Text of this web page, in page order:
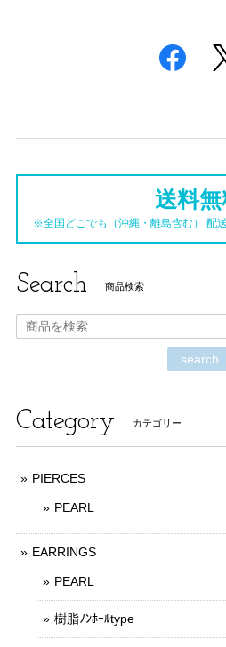
送料
※全国どこでも（沖縄・離島含む） 配
Search 商品検索
search
Category カテゴリー
PIERCES
PEARL
EARRINGS
PEARL
樹脂ﾉﾝﾎｰﾙtype